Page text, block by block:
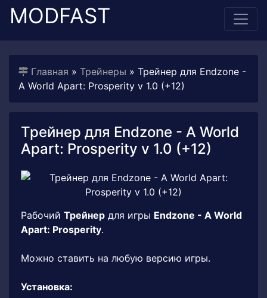
MODFAST
Главная » Трейнеры » Трейнер для Endzone -
A World Apart: Prosperity v 1.0 (+12)
Трейнер для Endzone - A World
Apart: Prosperity v 1.0 (+12)
Рабочий Трейнер для игры Endzone - A World
Apart: Prosperity.
Можно ставить на любую версию игры.
Установка: